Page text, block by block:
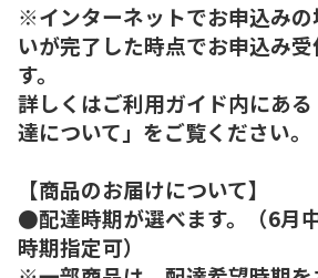
※インターネットでお申込みの
いが完了した時点でお申込み
す。
詳しくはご利用ガイド内にあ
達について」をご覧ください。
【商品のお届けについて】
●配達時期が選べます。（6月
時期指定可）